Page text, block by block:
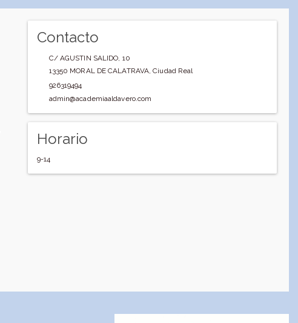
Contacto
C/ AGUSTIN SALIDO, 10
13350 MORAL DE CALATRAVA,Ciudad Real
926319494
admin@academiaaldavero.com
Horario
9-14